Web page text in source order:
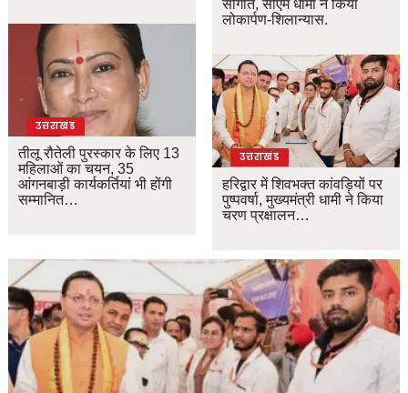
उत्तराखंड
तीलू रौतेली पुरस्कार के लिए 13
महिलाओं का चयन, 35
आंगनबाड़ी कार्यकर्तियां भी होंगी
सम्मानित…
सौगात, सीएम धामी ने किया
लोकार्पण-शिलान्यास.
उत्तराखंड
हरिद्वार में शिवभक्त कांवड़ियों पर
पुष्पवर्षा, मुख्यमंत्री धामी ने किया
चरण प्रक्षालन…